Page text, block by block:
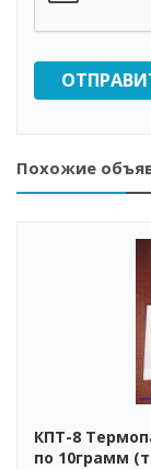
Похожие
КПТ-8
по 10грамм